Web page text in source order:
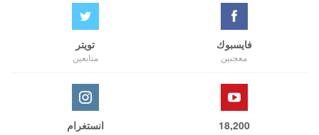
فايسبوك
معجبين
تويتر
متابعين
18,200 انستغرام